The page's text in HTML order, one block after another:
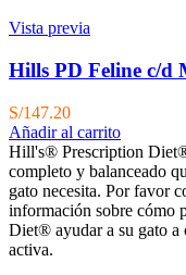
Vista previa
Hills PD Feline c/d
S/147.20
Añadir al carrito
Hill's® Prescription
completo y balanceado
gato necesita. Por favor
información sobre cómo
Diet® ayudar a su gato
activa.